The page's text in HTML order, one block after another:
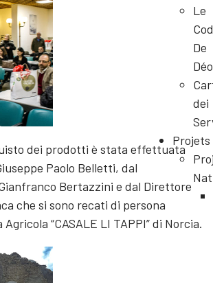
Le
De
dei
Projets
dei prodotti è stata effettuata
Paolo Belletti, dal
Bertazzini e dal Direttore
che si sono recati di persona
Agricola “CASALE LI TAPPI” di Norcia.